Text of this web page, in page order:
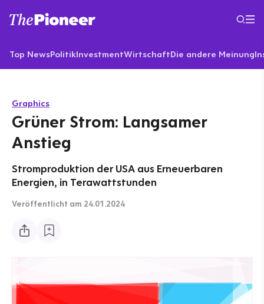
Top NewsPolitikInvestmentWirtschaftDie andere Meinung
Graphics
Grüner Strom: Langsamer
Anstieg
Stromproduktion der USA aus Erneuerbaren
Energien, in Terawattstunden
Veröffentlicht am 24.01.2024